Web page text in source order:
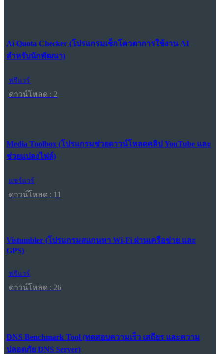
Ai Quota Checker (โปรแกรมเช็กโควตาการใช้งาน AI
สำหรับนักพัฒนา)
ฟรีแวร์
ดาวน์โหลด : 2
Media Toolbox (โปรแกรมช่วยดาวน์โหลดคลิป YouTube และ
ช่วยแปลงไฟล์)
แชร์แวร์
ดาวน์โหลด : 11
Vistumbler (โปรแกรมสแกนหา Wi-Fi ผ่านเครือข่าย และ
GPS)
ฟรีแวร์
ดาวน์โหลด : 26
DNS Benchmark Tool (ทดสอบความเร็ว เสถียร และความ
ปลอดภัย DNS Server)